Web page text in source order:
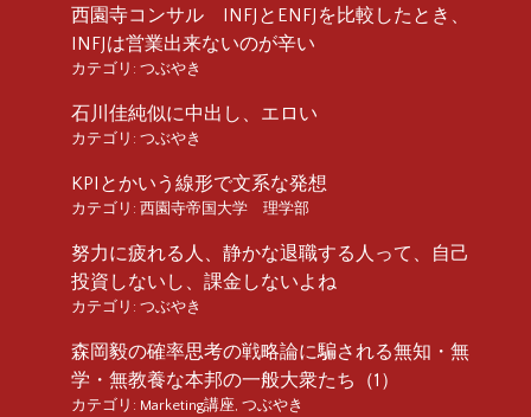
西園寺コンサル INFJとENFJを比較したとき、
INFJは営業出来ないのが辛い
カテゴリ: つぶやき
石川佳純似に中出し、エロい
カテゴリ: つぶやき
KPIとかいう線形で文系な発想
カテゴリ: 西園寺帝国大学 理学部
努力に疲れる人、静かな退職する人って、自己
投資しないし、課金しないよね
カテゴリ: つぶやき
森岡毅の確率思考の戦略論に騙される無知・無
学・無教養な本邦の一般大衆たち（1）
カテゴリ: Marketing講座, つぶやき